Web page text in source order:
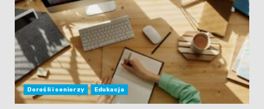
Dorośli i seniorzy Edukacja